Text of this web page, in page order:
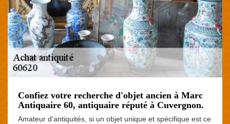
Confiez votre recherche d'objet ancien à Marc
Antiquaire 60, antiquaire réputé à Cuvergnon.
Amateur d'antiquités, si un objet unique et spécifique est ce